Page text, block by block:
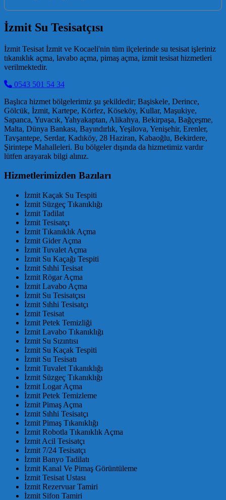
İzmit Su Tesisatçısı
İzmit Tesisat İzmit ve Kocaeli'nin tüm ilçelerinde su tesisat işleriniz
tıkanıklık açma, lavabo açma, pimaş açma, izmit tesisat hizmetleri
verilmektedir.
0543 501 54 34
Başlıca hizmet bölgelerimiz şu şekildedir; Başiskele, Derince,
Gölcük, İzmit, Kartepe, Körfez, Köseköy, Kullar, Maşukiye,
Sapanca, Yuvacık, Yahyakaptan, Alikahya, Bekirpaşa, Bağçeşme,
Malta, Dünya Bankası, Bayındırlık, Yeşilova, Yenişehir, Erenler,
Tavşantepe, Serdar, Kadıköy, 28 Haziran, Kabaoğlu, Bekirdere,
Şirintepe Mahalleleri. Bu bölgeler dışında da hizmetimiz vardır
lütfen arayarak bilgi alınız.
Hizmetlerimizden Bazıları
İzmit Kaçak Su Tespiti
İzmit Süzgeç Tıkanıklığı
İzmit Tadilat
İzmit Tesisatçı
İzmit Tıkanıklık Açma
İzmit Gider Açma
İzmit Tuvalet Açma
İzmit Su Kaçağı Tespiti
İzmit Sıhhi Tesisat
İzmit Rögar Açma
İzmit Lavabo Açma
İzmit Su Tesisatçısı
İzmit Sıhhi Tesisatçı
İzmit Tesisat
İzmit Petek Temizliği
İzmit Lavabo Tıkanıklığı
İzmit Su Sızıntısı
İzmit Su Kaçak Tespiti
İzmit Su Tesisatı
İzmit Tuvalet Tıkanıklığı
İzmit Süzgeç Tıkanıklığı
İzmit Logar Açma
İzmit Petek Temizleme
İzmit Pimaş Açma
İzmit Sıhhi Tesisatçı
İzmit Pimaş Tıkanıklığı
İzmit Robotla Tıkanıklık Açma
İzmit Acil Tesisatçı
İzmit 7/24 Tesisatçı
İzmit Banyo Tadilatı
İzmit Kanal Ve Pimaş Görüntüleme
İzmit Tesisat Ustası
İzmit Rezervuar Tamiri
İzmit Sifon Tamiri